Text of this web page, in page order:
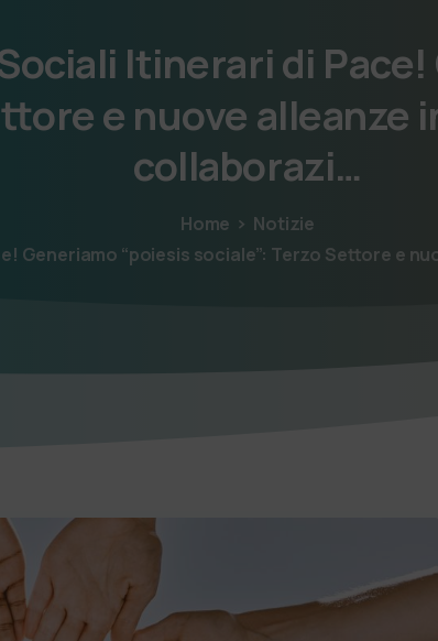
Itineraridi Pace!
e nuove alleanze
collaborazi…
Home
Notizie
Generiamo “poiesis sociale”: Terzo Settore e